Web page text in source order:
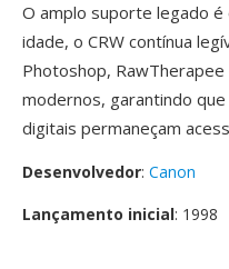
O amplo suporte legado
idade, o CRW contínua
Photoshop,
modernos, garantindo
digitais permaneçam
Desenvolvedor: Canon
Lançamento inicial: 1998